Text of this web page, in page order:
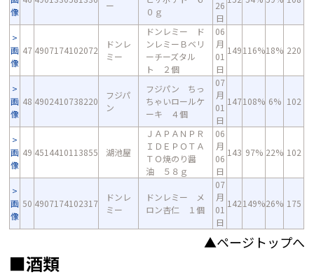
像
ー
０ｇ
26
日
画
像
47 4907174102072
ドンレ
ミー
ドンレミー ド
ンレミーＢベリ
ーチーズタル
ト ２個
06
月
01
日
149116%18% 220
画
像
48 4902410738220
フジパ
ン
フジパン ちっ
ちゃいロールケ
ーキ ４個
07
月
01
日
147108% 6% 102
画
像
49 4514410113855 湖池屋
ＪＡＰＡＮＰＲ
ＩＤＥＰＯＴＡ
ＴＯ焼のり醤
油 ５８ｇ
06
月
06
日
143 97% 22% 102
画
像
50 4907174102317
ドンレ
ミー
ドンレミー メ
ロン杏仁 １個
07
月
01
日
142149%26% 175
▲ページトップへ
■酒類